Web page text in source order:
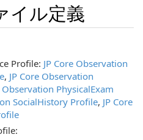
イル定義
Profile: JP Core Observation
, JP Core Observation
Observation PhysicalExam
SocialHistory Profile, JP Core